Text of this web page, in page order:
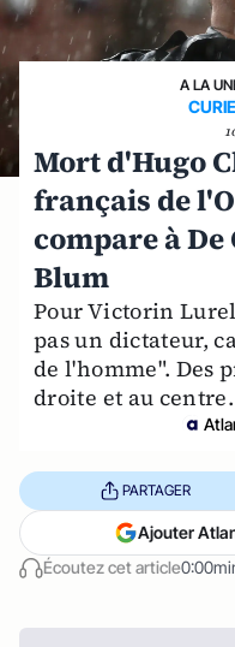
A LA
Mort d'Hugo
français de
compare à
Blum
Pour Victorin
pas un dictateur,
de l'homme". Des
droite et au centre.
Écoutez cet article
PARTAGER
Ajouter